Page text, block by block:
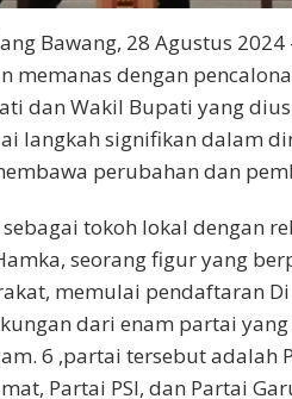
Bawang, 28 Agustus
memanas dengan
dan Wakil Bupati yang
langkah signifikan dalam
perubahan dan
tokoh lokal dengan
seorang figur yang
memulai pendaftaran
dari enam partai
6 ,partai tersebut adalah
Partai PSI, dan Partai